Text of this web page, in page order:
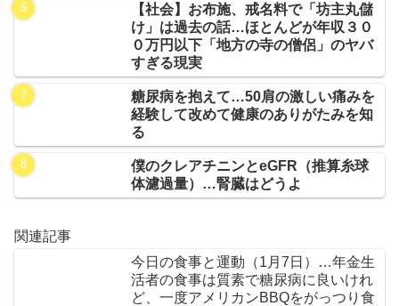
【社会】お布施、戒名料で「坊主丸儲
け」は過去の話…ほとんどが年収３０
０万円以下「地方の寺の僧侶」のヤバ
すぎる現実
糖尿病を抱えて…50肩の激しい痛みを
経験して改めて健康のありがたみを知
る
僕のクレアチニンとeGFR（推算糸球
体濾過量）…腎臓はどうよ
関連記事
今日の食事と運動（1月7日）…年金生
活者の食事は質素で糖尿病に良いけれ
ど、一度アメリカンBBQをがっつり食